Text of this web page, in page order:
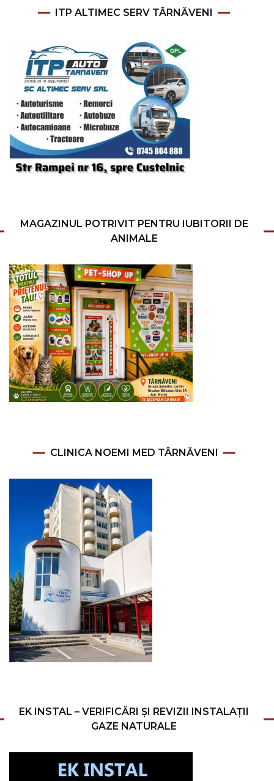
ITP ALTIMEC SERV TÂRNĂVENI
MAGAZINUL POTRIVIT PENTRU IUBITORII DE
ANIMALE
CLINICA NOEMI MED TÂRNĂVENI
EK INSTAL – VERIFICĂRI ȘI REVIZII INSTALAȚII
GAZE NATURALE